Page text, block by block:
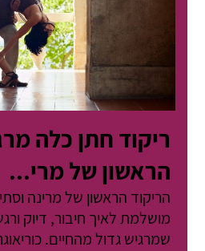
ריקוד חתן כלה
הראשון של מרי...
הריקוד הראשון של מרינה
מושלמת לאיך חיבור, דיוק
שמרגיש גדול מהחיים.